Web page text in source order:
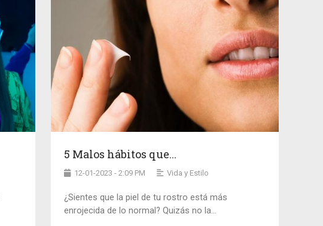
5 Malos hábitos que...
12-01-2023 - 2:09 PM Vida y Estilo
¿Sientes que la piel de tu rostro está más
enrojecida de lo normal? Quizás no la...